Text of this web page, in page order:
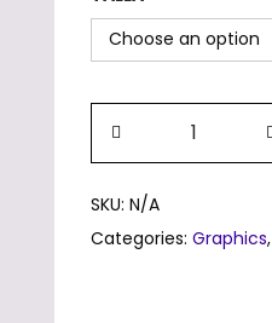
SKU: N/A
Categories: Graphics,